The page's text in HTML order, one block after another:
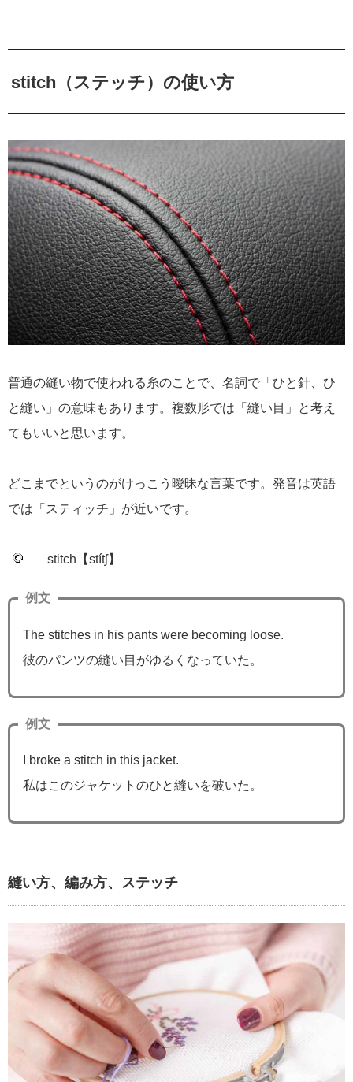
stitch（ステッチ）の使い方
普通の縫い物で使われる糸のことで、名詞で「ひと針、ひ
と縫い」の意味もあります。複数形では「縫い目」と考え
てもいいと思います。
どこまでというのがけっこう曖昧な言葉です。発音は英語
では「スティッチ」が近いです。
stitch【stítʃ】
例文
The stitches in his pants were becoming loose.
彼のパンツの縫い目がゆるくなっていた。
例文
I broke a stitch in this jacket.
私はこのジャケットのひと縫いを破いた。
縫い方、編み方、ステッチ